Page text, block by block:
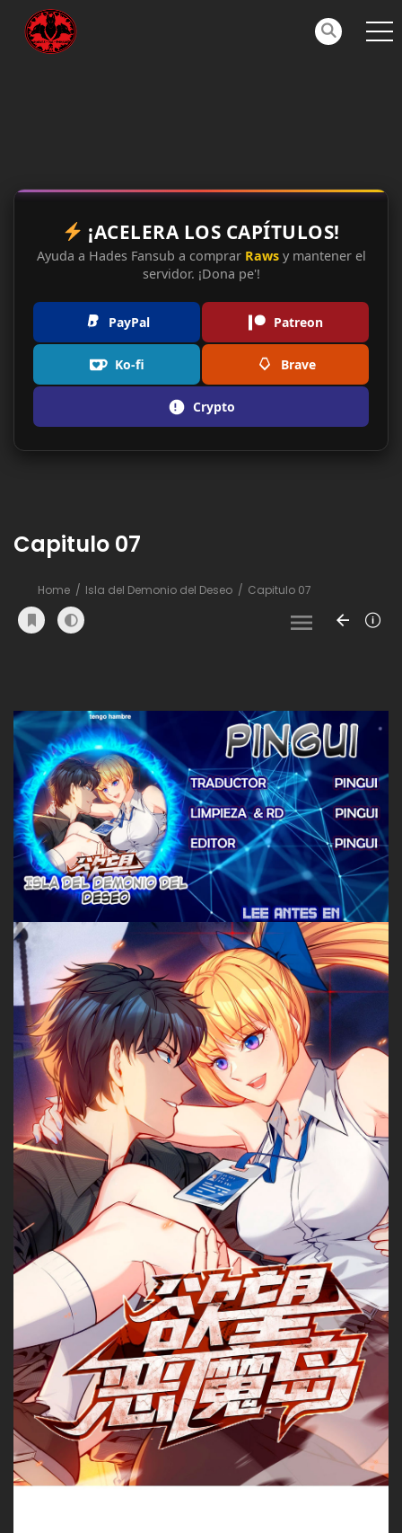
¡ACELERA LOS CAPÍTULOS!
Ayuda a Hades Fansub a comprar Rawsy mantener el
servidor. ¡Dona pe'!
PayPal Patreon
Ko-fi Brave
Crypto
Capitulo 07
Home Isla del Demonio del Deseo Capitulo 07